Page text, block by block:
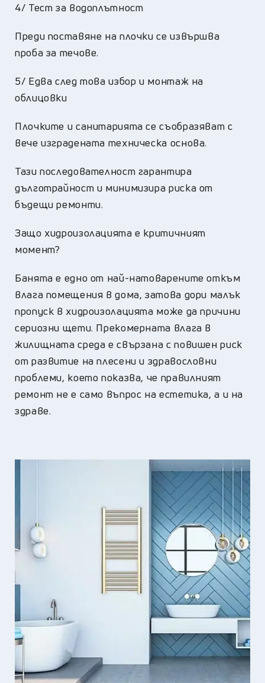
4/ Тест за водоплътност
Преди поставяне на плочки се извършва
проба за течове.
5/ Едва след това избор и монтаж на
облицовки
Плочките и санитарията се съобразяват с
вече изградената техническа основа.
Тази последователност гарантира
дълготрайност и минимизира риска от
бъдещи ремонти.
Защо хидроизолацията е критичният
момент?
Банята е едно от най-натоварените откъм
влага помещения в дома, затова дори малък
пропуск в хидроизолацията може да причини
сериозни щети. Прекомерната влага в
жилищната среда е свързана с повишен риск
от развитие на плесени и здравословни
проблеми, което показва, че правилният
ремонт не е само въпрос на естетика, а и на
здраве.